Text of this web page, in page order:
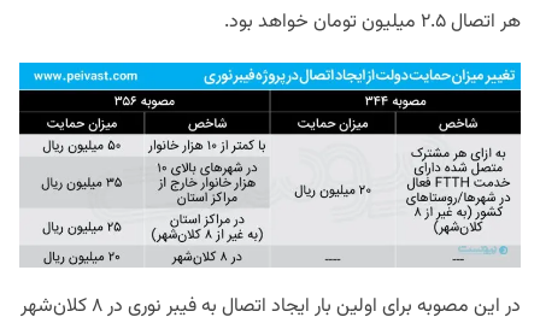
هر اتصال ۲.۵ میلیون تومان خواهد بود.
در این مصوبه برای اولین بار ایجاد اتصال به فیبر نوری در ۸ کلان‌شهر